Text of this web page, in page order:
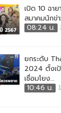
เปิด 10 ฉาย
สมาคมนักข่
08:24 น.
ยกระดับ
2024 ตั้งเป้
เชื่อมโยง...
10:46 น.